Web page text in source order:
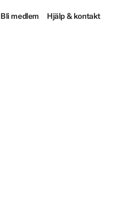
Bli medlem Hjälp & kontakt